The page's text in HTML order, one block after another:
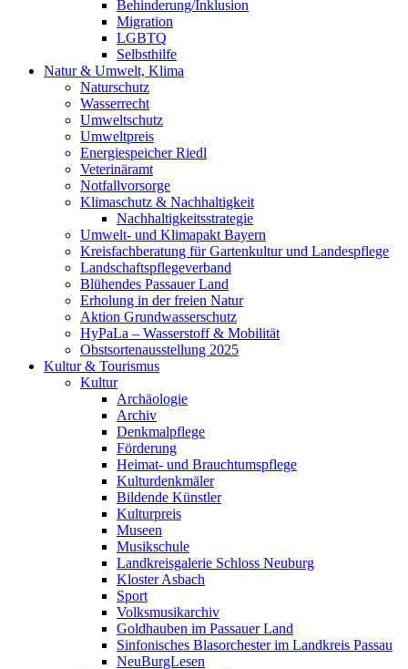
Behinderung/Inklusion
Migration
LGBTQ
Selbsthilfe
Natur & Umwelt, Klima
Naturschutz
Wasserrecht
Umweltschutz
Umweltpreis
Energiespeicher Riedl
Veterinäramt
Notfallvorsorge
Klimaschutz & Nachhaltigkeit
Nachhaltigkeitsstrategie
Umwelt- und Klimapakt Bayern
Kreisfachberatung für Gartenkultur und Landespflege
Landschaftspflegeverband
Blühendes Passauer Land
Erholung in der freien Natur
Aktion Grundwasserschutz
HyPaLa – Wasserstoff & Mobilität
Obstsortenausstellung 2025
Kultur & Tourismus
Kultur
Archäologie
Archiv
Denkmalpflege
Förderung
Heimat- und Brauchtumspflege
Kulturdenkmäler
Bildende Künstler
Kulturpreis
Museen
Musikschule
Landkreisgalerie Schloss Neuburg
Kloster Asbach
Sport
Volksmusikarchiv
Goldhauben im Passauer Land
Sinfonisches Blasorchester im Landkreis Passau
NeuBurgLesen